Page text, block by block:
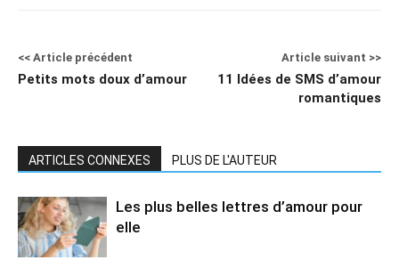
<< Article précédent
Petits mots doux d’amour
Article suivant >>
11 Idées de SMS d’amour
romantiques
ARTICLES CONNEXES PLUS DE L'AUTEUR
Les plus belles lettres d’amour pour
elle